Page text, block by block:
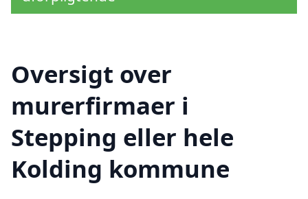
Oversigt over
murerfirmaer i
Stepping eller hele
Kolding kommune